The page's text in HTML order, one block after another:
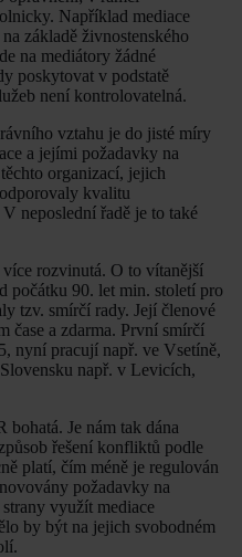
Například mediace
základě živnostenského
na mediátory žádné
poskytovat v podstatě
není kontrolovatelná.
vztahu je do jisté míry
a jejími požadavky na
organizací, jejich
kvalitu
neposlední řadě je to také
rozvinutá. O to vítanější
počátku 90. let min. století pro
tzv. smírčí rady. Její členové
čase a zdarma. První smírčí
nyní pracují např. ve Vsetíně,
např. v Levicích,
bohatá. Je nám tak dána
řešení konfliktů podle
platí, čím méně je regulován
požadavky na
využít mediace
by být na jejich svobodném